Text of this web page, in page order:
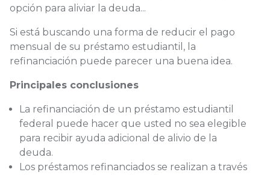
opción para aliviar la deuda...
Si está buscando una forma de reducir el pago
mensual de su préstamo estudiantil, la
refinanciación puede parecer una buena idea.
Principales conclusiones
La refinanciación de un préstamo estudiantil
federal puede hacer que usted no sea elegible
para recibir ayuda adicional de alivio de la
deuda.
Los préstamos refinanciados se realizan a través